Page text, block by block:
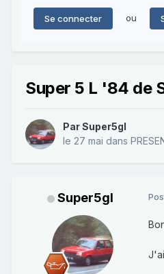
Se connecter ou
Super 5 L '84 de
ParSuper5gl
le 27 mai dans
Super5gl